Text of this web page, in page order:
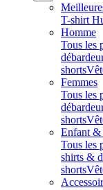
T-shirt
Homme
Tous les
shorts
Femmes
Tous les
shorts
Enfant &
Tous les
shirts &
shorts